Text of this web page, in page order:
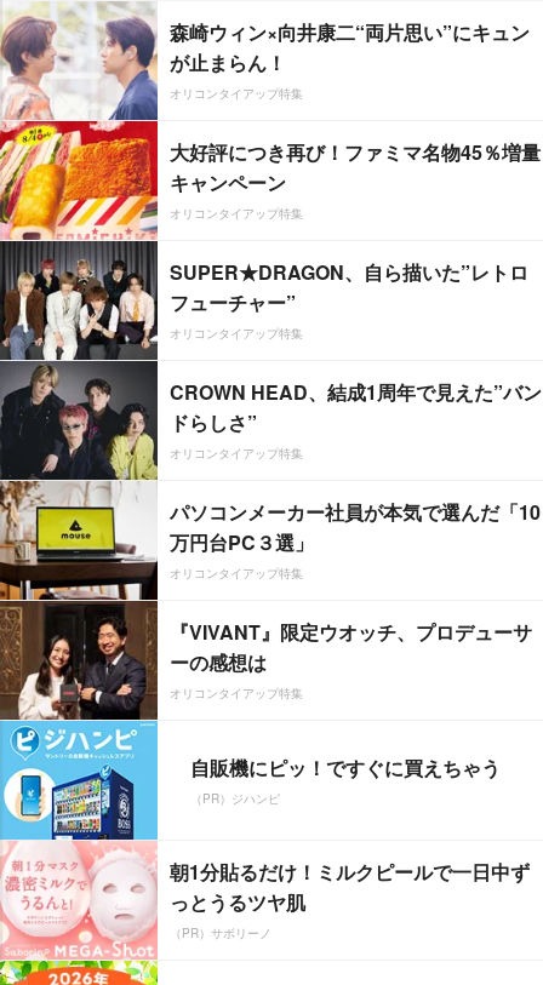
森崎ウィン×向井康二“両片思い”にキュン
が止まらん！
オリコンタイアップ特集
大好評につき再び！ファミマ名物45％増量
キャンペーン
オリコンタイアップ特集
SUPER★DRAGON、自ら描いた”レトロ
フューチャー”
オリコンタイアップ特集
CROWN HEAD、結成1周年で見えた”バン
ドらしさ”
オリコンタイアップ特集
パソコンメーカー社員が本気で選んだ「10
万円台PC３選」
オリコンタイアップ特集
『VIVANT』限定ウオッチ、プロデューサ
ーの感想は
オリコンタイアップ特集
自販機にピッ！ですぐに買えちゃう
（PR）ジハンピ
朝1分貼るだけ！ミルクピールで一日中ず
っとうるツヤ肌
（PR）サボリーノ